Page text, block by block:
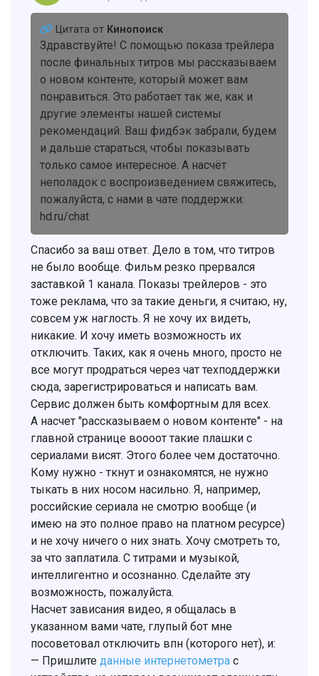
Цитата от Кинопоиск
Здравствуйте! С помощью показа трейлера
после финальных титров мы рассказываем
о новом контенте, который может вам
понравиться. Это работает так же, как и
другие элементы нашей системы
рекомендаций. Ваш фидбэк забрали, будем
и дальше стараться, чтобы показывать
только самое интересное. А насчёт
неполадок с воспроизведением свяжитесь,
пожалуйста, с нами в чате поддержки:
hd.ru/chat
Спасибо за ваш ответ. Дело в том, что титров
не было вообще. Фильм резко прервался
заставкой 1 канала. Показы трейлеров - это
тоже реклама, что за такие деньги, я считаю, ну,
совсем уж наглость. Я не хочу их видеть,
никакие. И хочу иметь возможность их
отключить. Таких, как я очень много, просто не
все могут продраться через чат техподдержки
сюда, зарегистрироваться и написать вам.
Сервис должен быть комфортным для всех.
А насчет "рассказываем о новом контенте" - на
главной странице воооот такие плашки с
сериалами висят. Этого более чем достаточно.
Кому нужно - ткнут и ознакомятся, не нужно
тыкать в них носом насильно. Я, например,
российские сериала не смотрю вообще (и
имею на это полное право на платном ресурсе)
и не хочу ничего о них знать. Хочу смотреть то,
за что заплатила. С титрами и музыкой,
интеллигентно и осознанно. Сделайте эту
возможность, пожалуйста.
Насчет зависания видео, я общалась в
указанном вами чате, глупый бот мне
посоветовал отключить впн (которого нет), и:
— Пришлите данные интернетометра с